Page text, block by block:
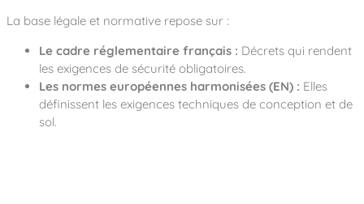
La base légale et normative repose sur :
Le cadre réglementaire français : Décrets qui rendent
les exigences de sécurité obligatoires.
Les normes européennes harmonisées (EN) : Elles
définissent les exigences techniques de conception et de
sol.